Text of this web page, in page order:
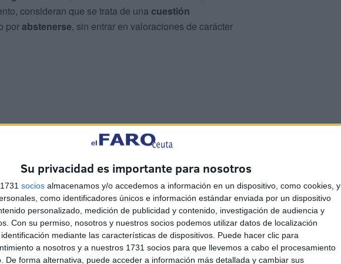
Su privacidad es importante para nosotros
socios almacenamos y/o accedemos a información en un dispositivo, como cookies, y
como identificadores únicos e información estándar enviada por un dispositivo
personalizado, medición de publicidad y contenido, investigación de audiencia y
Con su permiso, nosotros y nuestros socios podemos utilizar datos de localización
mediante las características de dispositivos. Puede hacer clic para
a nosotros y a nuestros 1731 socios para que llevemos a cabo el procesamiento
De forma alternativa, puede acceder a información más detallada y cambiar sus
consideran que se trata de una cuestión
porabstenerse, sin entrar en valoraciones de carácter
“por responsabilidad”
que la abstención de su grupo no implica
hacerla nuestra”, señaló. Subrayó que parte
de una buena gestión local, sino de la aportación del
superávit, se produce un gasto casi total en